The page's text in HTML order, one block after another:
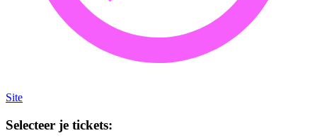
Site
Selecteer je tickets: